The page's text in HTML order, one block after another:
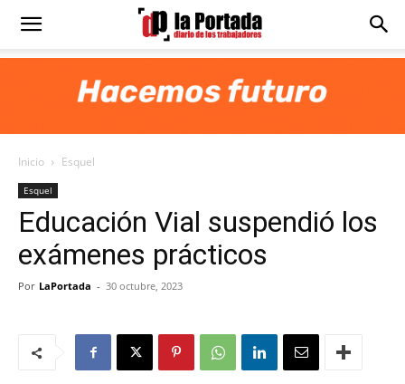
Diario
Portada
Inicio Esquel
Esquel
Educación Vial suspendió los
exámenes prácticos
Por LaPortada - 30 octubre, 2023